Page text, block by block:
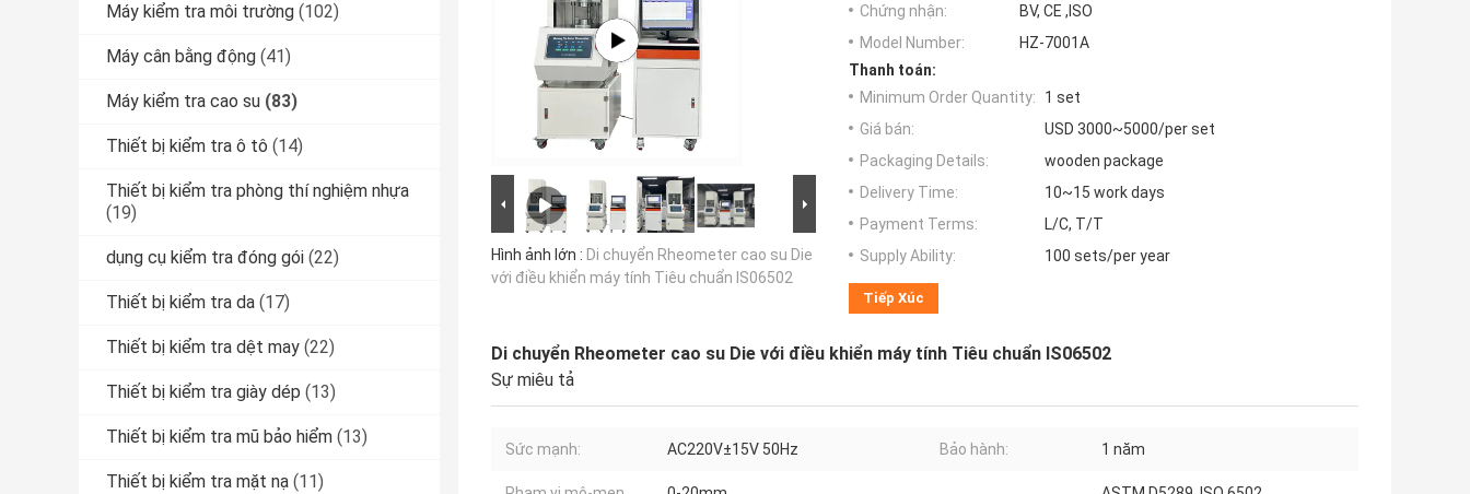
Máy kiểm tra môi trường (102)
Máy cân bằng động (41)
Máy kiểm tra cao su (83)
Thiết bị kiểm tra ô tô (14)
Thiết bị kiểm tra phòng thí nghiệm nhựa
(19)
dụng cụ kiểm tra đóng gói (22)
Thiết bị kiểm tra da (17)
Thiết bị kiểm tra dệt may (22)
Thiết bị kiểm tra giày dép (13)
Thiết bị kiểm tra mũ bảo hiểm (13)
Thiết bị kiểm tra mặt nạ (11)
Hình ảnh lớn : Di chuyển Rheometer cao su Die
với điều khiển máy tính Tiêu chuẩn IS06502
Chứng nhận:
BV, CE ,ISO
Model Number:
HZ-7001A
Thanh toán:
Minimum Order Quantity:
1 set
Giá bán:
USD 3000~5000/per set
Packaging Details:
wooden package
Delivery Time:
10~15 work days
Payment Terms:
L/C, T/T
Supply Ability:
100 sets/per year
Tiếp Xúc
Di chuyển Rheometer cao su Die với điều khiển máy tính Tiêu chuẩn IS06502
Sự miêu tả
Sức mạnh: AC220V±15V 50Hz Bảo hành: 1 năm